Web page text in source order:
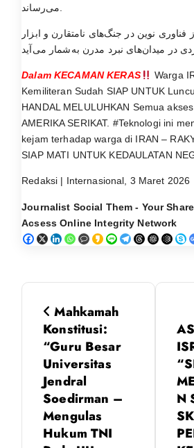
نمادی از فناوری نوین در جنگ‌های نامتقارن و ابزار
Dalam KECAMAN KERAS
Warga
Kemiliteran Sudah SIAP UNTUK
HANDAL MELULUHKAN Semua
AMERIKA SERIKAT. #Teknologi ini
kejam terhadap warga di IRAN –
SIAP MATI UNTUK KEDAULATAN
Redaksi | Internasional, 3 Maret 2026
Journalist Social Them - Your
Acsess Online Integrity Network
N
Mahkamah
Konstitusi:
“Guru Besar
Universitas
Jendral
Soedirman –
Mengulas
Hukum TNI
N